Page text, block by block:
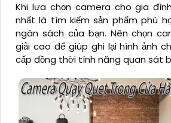
Khi lựa chọn camera cho gia
nhất là tìm kiếm sản phẩm phù
ngân sách của bạn. Nên chọn
giải cao để giúp ghi lại hình ảnh
cấp đồng thời tính năng quan sát